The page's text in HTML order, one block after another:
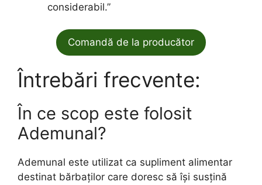
considerabil.”
Comandă de la producător
Întrebări frecvente:
În ce scop este folosit
Ademunal?
Ademunal este utilizat ca supliment alimentar
destinat bărbaților care doresc să își susțină